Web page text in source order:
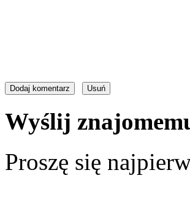
Wyślij
Proszę się